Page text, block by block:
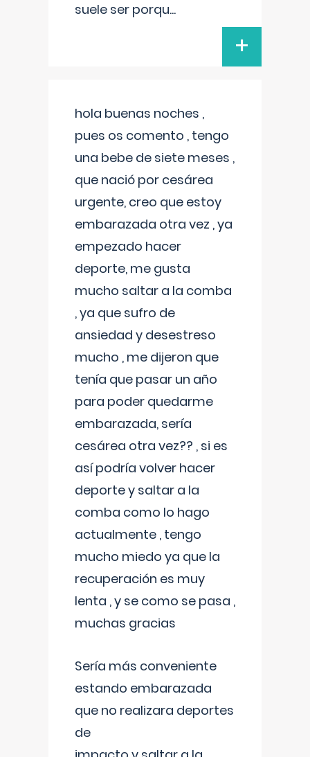
suele ser porqu...
+
hola buenas noches ,
pues os comento , tengo
una bebe de siete meses ,
que nació por cesárea
urgente, creo que estoy
embarazada otra vez , ya
empezado hacer
deporte, me gusta
mucho saltar a la comba
, ya que sufro de
ansiedad y desestreso
mucho , me dijeron que
tenía que pasar un año
para poder quedarme
embarazada, sería
cesárea otra vez?? , si es
así podría volver hacer
deporte y saltar a la
comba como lo hago
actualmente , tengo
mucho miedo ya que la
recuperación es muy
lenta , y se como se pasa ,
muchas gracias
Sería más conveniente
estando embarazada
que no realizara deportes
de